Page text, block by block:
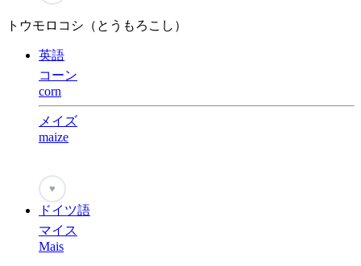
トウモロコシ（とうもろこし）
英語
コーン
corn
メイズ
maize
♥
ドイツ語
マイス
Mais